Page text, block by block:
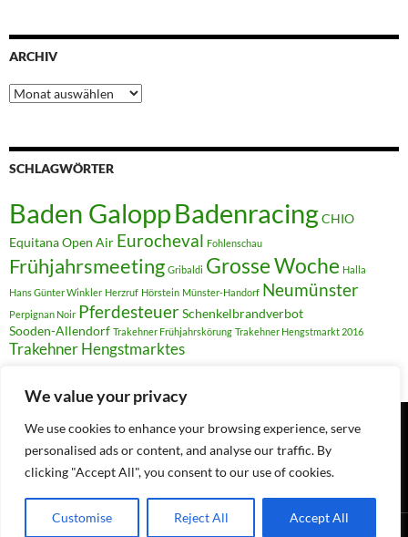
We value your privacy
We use cookies to enhance your browsing experience, serve
personalised ads or content, and analyse our traffic. By
clicking "Accept All", you consent to our use of cookies.
Customise Reject All Accept All
ARCHIV
Archiv
SCHLAGWÖRTER
Baden GaloppBadenracingCHIO
Equitana Open Air Eurocheval Fohlenschau
Frühjahrsmeeting Gribaldi Grosse Woche Halla
Hans Günter Winkler Herzruf Hörstein Münster-Handorf Neumünster
Perpignan Noir PferdesteuerSchenkelbrandverbot
Sooden-Allendorf Trakehner Frühjahrskörung Trakehner Hengstmarkt 2016
Trakehner Hengstmarktes
Suchen
nach: